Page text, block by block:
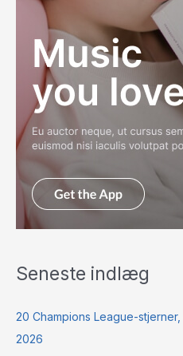
Seneste indlæg
20 Champions League-
2026